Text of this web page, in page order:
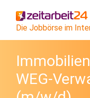
Die Jobbörse im
WEG-